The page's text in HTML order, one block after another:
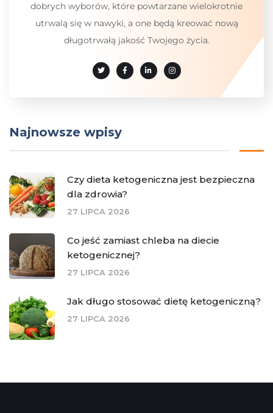
dobrych wyborów, które powtarzane wielokrotnie
utrwalą się w nawyki, a one będą kreować nową
długotrwałą jakość Twojego życia.
Najnowsze wpisy
Czy dieta ketogeniczna jest bezpieczna
dla zdrowia?
27 LIPCA 2026
Co jeść zamiast chleba na diecie
ketogenicznej?
27 LIPCA 2026
Jak długo stosować dietę ketogeniczną?
27 LIPCA 2026